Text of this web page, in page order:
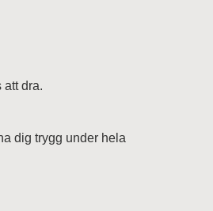
att dra.
dig trygg under hela